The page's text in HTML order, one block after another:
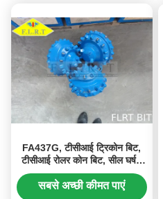
FA437G, टीसीआई ट्रिकोन बिट,
टीसीआई रोलर कोन बिट, सील घर्षण
असर, ऊर्ध्वाधर अच्छी ड्रिलिंग,
एचडीडी ड्रिलिंग
सबसे अच्छी कीमत पाएं